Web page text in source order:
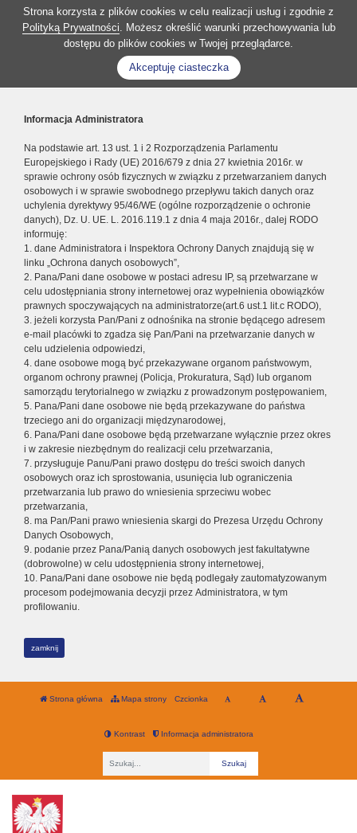
Strona korzysta z plików cookies w celu realizacji usług i zgodnie z
Polityką Prywatności. Możesz określić warunki przechowywania lub
dostępu do plików cookies w Twojej przeglądarce.
Akceptuję ciasteczka
Informacja Administratora
Na podstawie art. 13 ust. 1 i 2 Rozporządzenia Parlamentu
Europejskiego i Rady (UE) 2016/679 z dnia 27 kwietnia 2016r. w
sprawie ochrony osób fizycznych w związku z przetwarzaniem danych
osobowych i w sprawie swobodnego przepływu takich danych oraz
uchylenia dyrektywy 95/46/WE (ogólne rozporządzenie o ochronie
danych), Dz. U. UE. L. 2016.119.1 z dnia 4 maja 2016r., dalej RODO
informuję:
1. dane Administratora i Inspektora Ochrony Danych znajdują się w
linku „Ochrona danych osobowych”,
2. Pana/Pani dane osobowe w postaci adresu IP, są przetwarzane w
celu udostępniania strony internetowej oraz wypełnienia obowiązków
prawnych spoczywających na administratorze(art.6 ust.1 lit.c RODO),
3. jeżeli korzysta Pan/Pani z odnośnika na stronie będącego adresem
e-mail placówki to zgadza się Pan/Pani na przetwarzanie danych w
celu udzielenia odpowiedzi,
4. dane osobowe mogą być przekazywane organom państwowym,
organom ochrony prawnej (Policja, Prokuratura, Sąd) lub organom
samorządu terytorialnego w związku z prowadzonym postępowaniem,
5. Pana/Pani dane osobowe nie będą przekazywane do państwa
trzeciego ani do organizacji międzynarodowej,
6. Pana/Pani dane osobowe będą przetwarzane wyłącznie przez okres
i w zakresie niezbędnym do realizacji celu przetwarzania,
7. przysługuje Panu/Pani prawo dostępu do treści swoich danych
osobowych oraz ich sprostowania, usunięcia lub ograniczenia
przetwarzania lub prawo do wniesienia sprzeciwu wobec
przetwarzania,
8. ma Pan/Pani prawo wniesienia skargi do Prezesa Urzędu Ochrony
Danych Osobowych,
9. podanie przez Pana/Panią danych osobowych jest fakultatywne
(dobrowolne) w celu udostępnienia strony internetowej,
10. Pana/Pani dane osobowe nie będą podlegały zautomatyzowanym
procesom podejmowania decyzji przez Administratora, w tym
profilowaniu.
zamknij
Strona główna Mapa strony Czcionka
Kontrast Informacja administratora